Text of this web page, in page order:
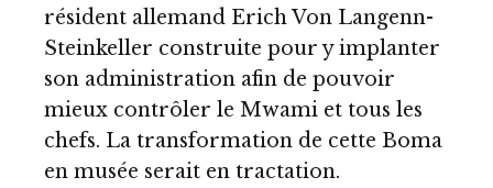
résident allemand Erich Von Langenn-
Steinkeller construite pour y implanter
son administration afin de pouvoir
mieux contrôler le Mwami et tous les
chefs. La transformation de cette Boma
en musée serait en tractation.